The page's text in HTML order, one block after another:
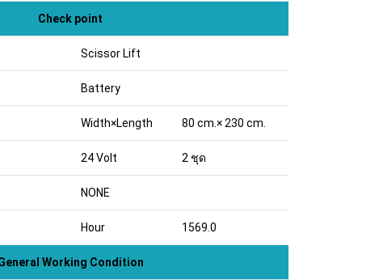
Check point
Scissor Lift
Battery
Width×Length 80 cm.× 230 cm.
24 Volt 2 ชุด
NONE
Hour 1569.0
Working Condition